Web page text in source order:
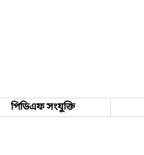
পিডিএফ সংযুক্তি